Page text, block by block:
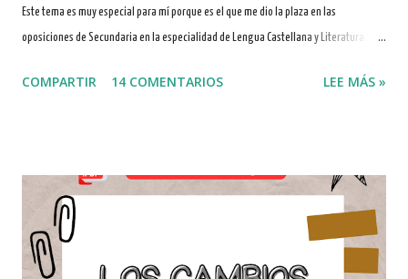
Este tema es muy especial para mí porque es el que me dio la plaza en las
oposiciones de Secundaria en la especialidad de Lengua Castellana y Literatura.
preciosas Coplas de Manrique. Espero que esta selección de tópicos, con su
fugit ('el tiempo huye') Vita flumen ('la vida como río) Omnia mors aequat ('la
muerte igualadora') Homo viator ('el hombre viajero') Quotidie morimur ('cada día
morimos') Fortuna mutabile ('la fortuna cambiante') Co...
COMPARTIR 14 COMENTARIOS LEE MÁS »